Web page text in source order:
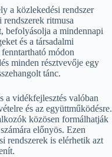
a közlekedési rendszer
ritmusa
befolyásolja a mindennapi
és a társadalmi
módon
minden résztvevője egy
tánc.
a vidékfejlesztés valóban
és az együttműködésre.
közösen formálhatják
előnyös. Ezen
rendszerek is elérhetik azt